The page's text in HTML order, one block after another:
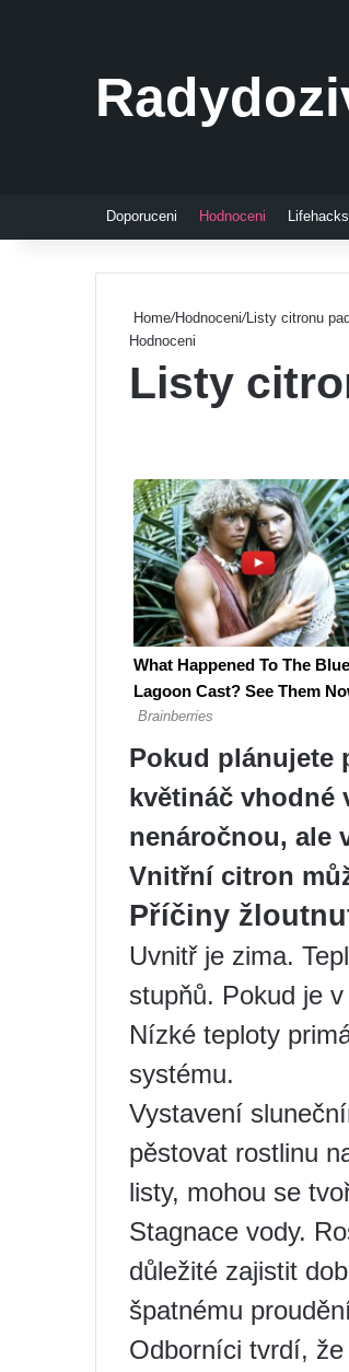
Doporuceni Hodnoceni Lifehacks
Home/Hodnoceni/Listy citronu
Hodnoceni
Listy
Pokud plánujete
květináč vhodné
nenáročnou, ale
Vnitřní citron
Příčiny
Uvnitř je zima.
stupňů. Pokud je
Nízké teploty
systému.
Vystavení
pěstovat rostlinu
listy, mohou se
Stagnace vody.
důležité zajistit
špatnému
Odborníci tvrdí,